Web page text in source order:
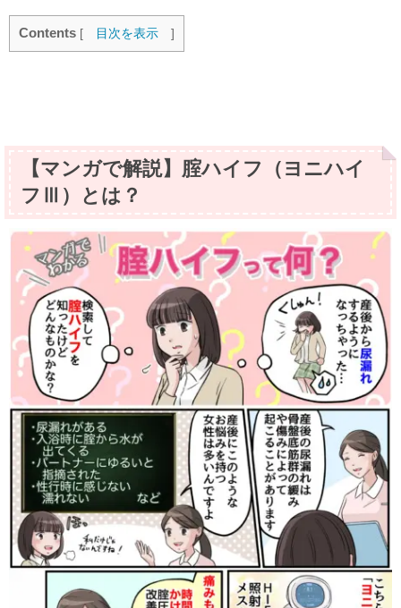
Contents [ 目次を表示 ]
【マンガで解説】腟ハイフ（ヨニハイ
フⅢ）とは？